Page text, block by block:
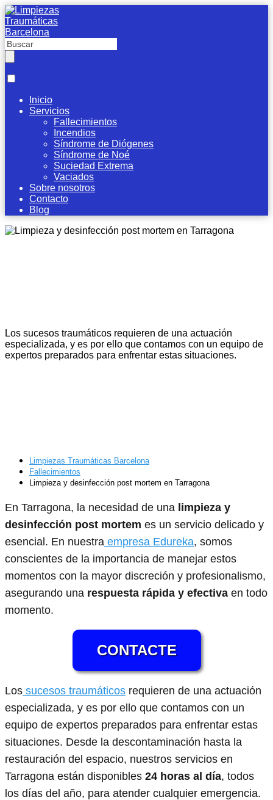
Inicio
Servicios
Fallecimientos
Incendios
Síndrome de Diógenes
Síndrome de Noé
Suciedad Extrema
Vaciados
Sobre nosotros
Contacto
Blog
Los sucesos traumáticos requieren de una actuación
especializada, y es por ello que contamos con un equipo de
expertos preparados para enfrentar estas situaciones.
Limpiezas Traumáticas Barcelona
Fallecimientos
Limpieza y desinfección post mortem en Tarragona
En Tarragona, la necesidad de una limpieza y
desinfección post mortem es un servicio delicado y
esencial. En nuestra empresa Edureka, somos
conscientes de la importancia de manejar estos
momentos con la mayor discreción y profesionalismo,
asegurando una respuesta rápida y efectiva en todo
momento.
CONTACTE
Los sucesos traumáticos requieren de una actuación
especializada, y es por ello que contamos con un
equipo de expertos preparados para enfrentar estas
situaciones. Desde la descontaminación hasta la
restauración del espacio, nuestros servicios en
Tarragona están disponibles 24 horas al día, todos
los días del año, para atender cualquier emergencia.